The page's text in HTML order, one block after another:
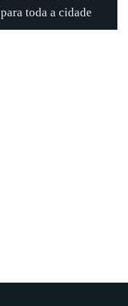
para toda a cidade